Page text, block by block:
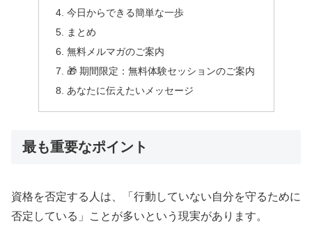
今日からできる簡単な一歩
まとめ
無料メルマガのご案内
🎁 期間限定：無料体験セッションのご案内
あなたに伝えたいメッセージ
最も重要なポイント
資格を否定する人は、「行動していない自分を守るために
否定している」ことが多いという現実があります。